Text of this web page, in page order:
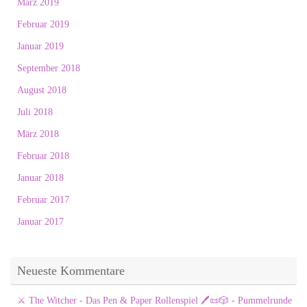
März 2019
Februar 2019
Januar 2019
September 2018
August 2018
Juli 2018
März 2018
Februar 2018
Januar 2018
Februar 2017
Januar 2017
Neueste Kommentare
⚔️ The Witcher - Das Pen & Paper Rollenspiel 🖊️📜🎲 - Pummelrunde